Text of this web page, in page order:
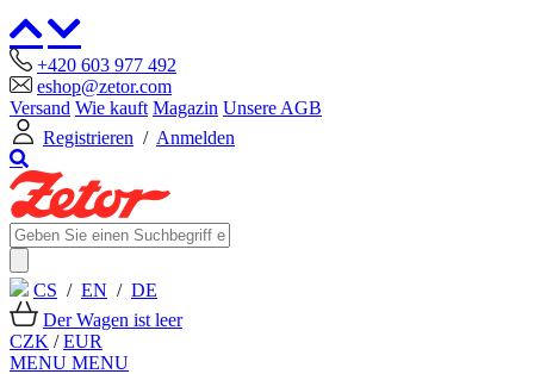
+420 603 977 492
eshop@zetor.com
Versand Wie kauft Magazin Unsere AGB
Registrieren / Anmelden
CS / EN / DE
Der Wagen ist leer
CZK /EUR
MENU MENU